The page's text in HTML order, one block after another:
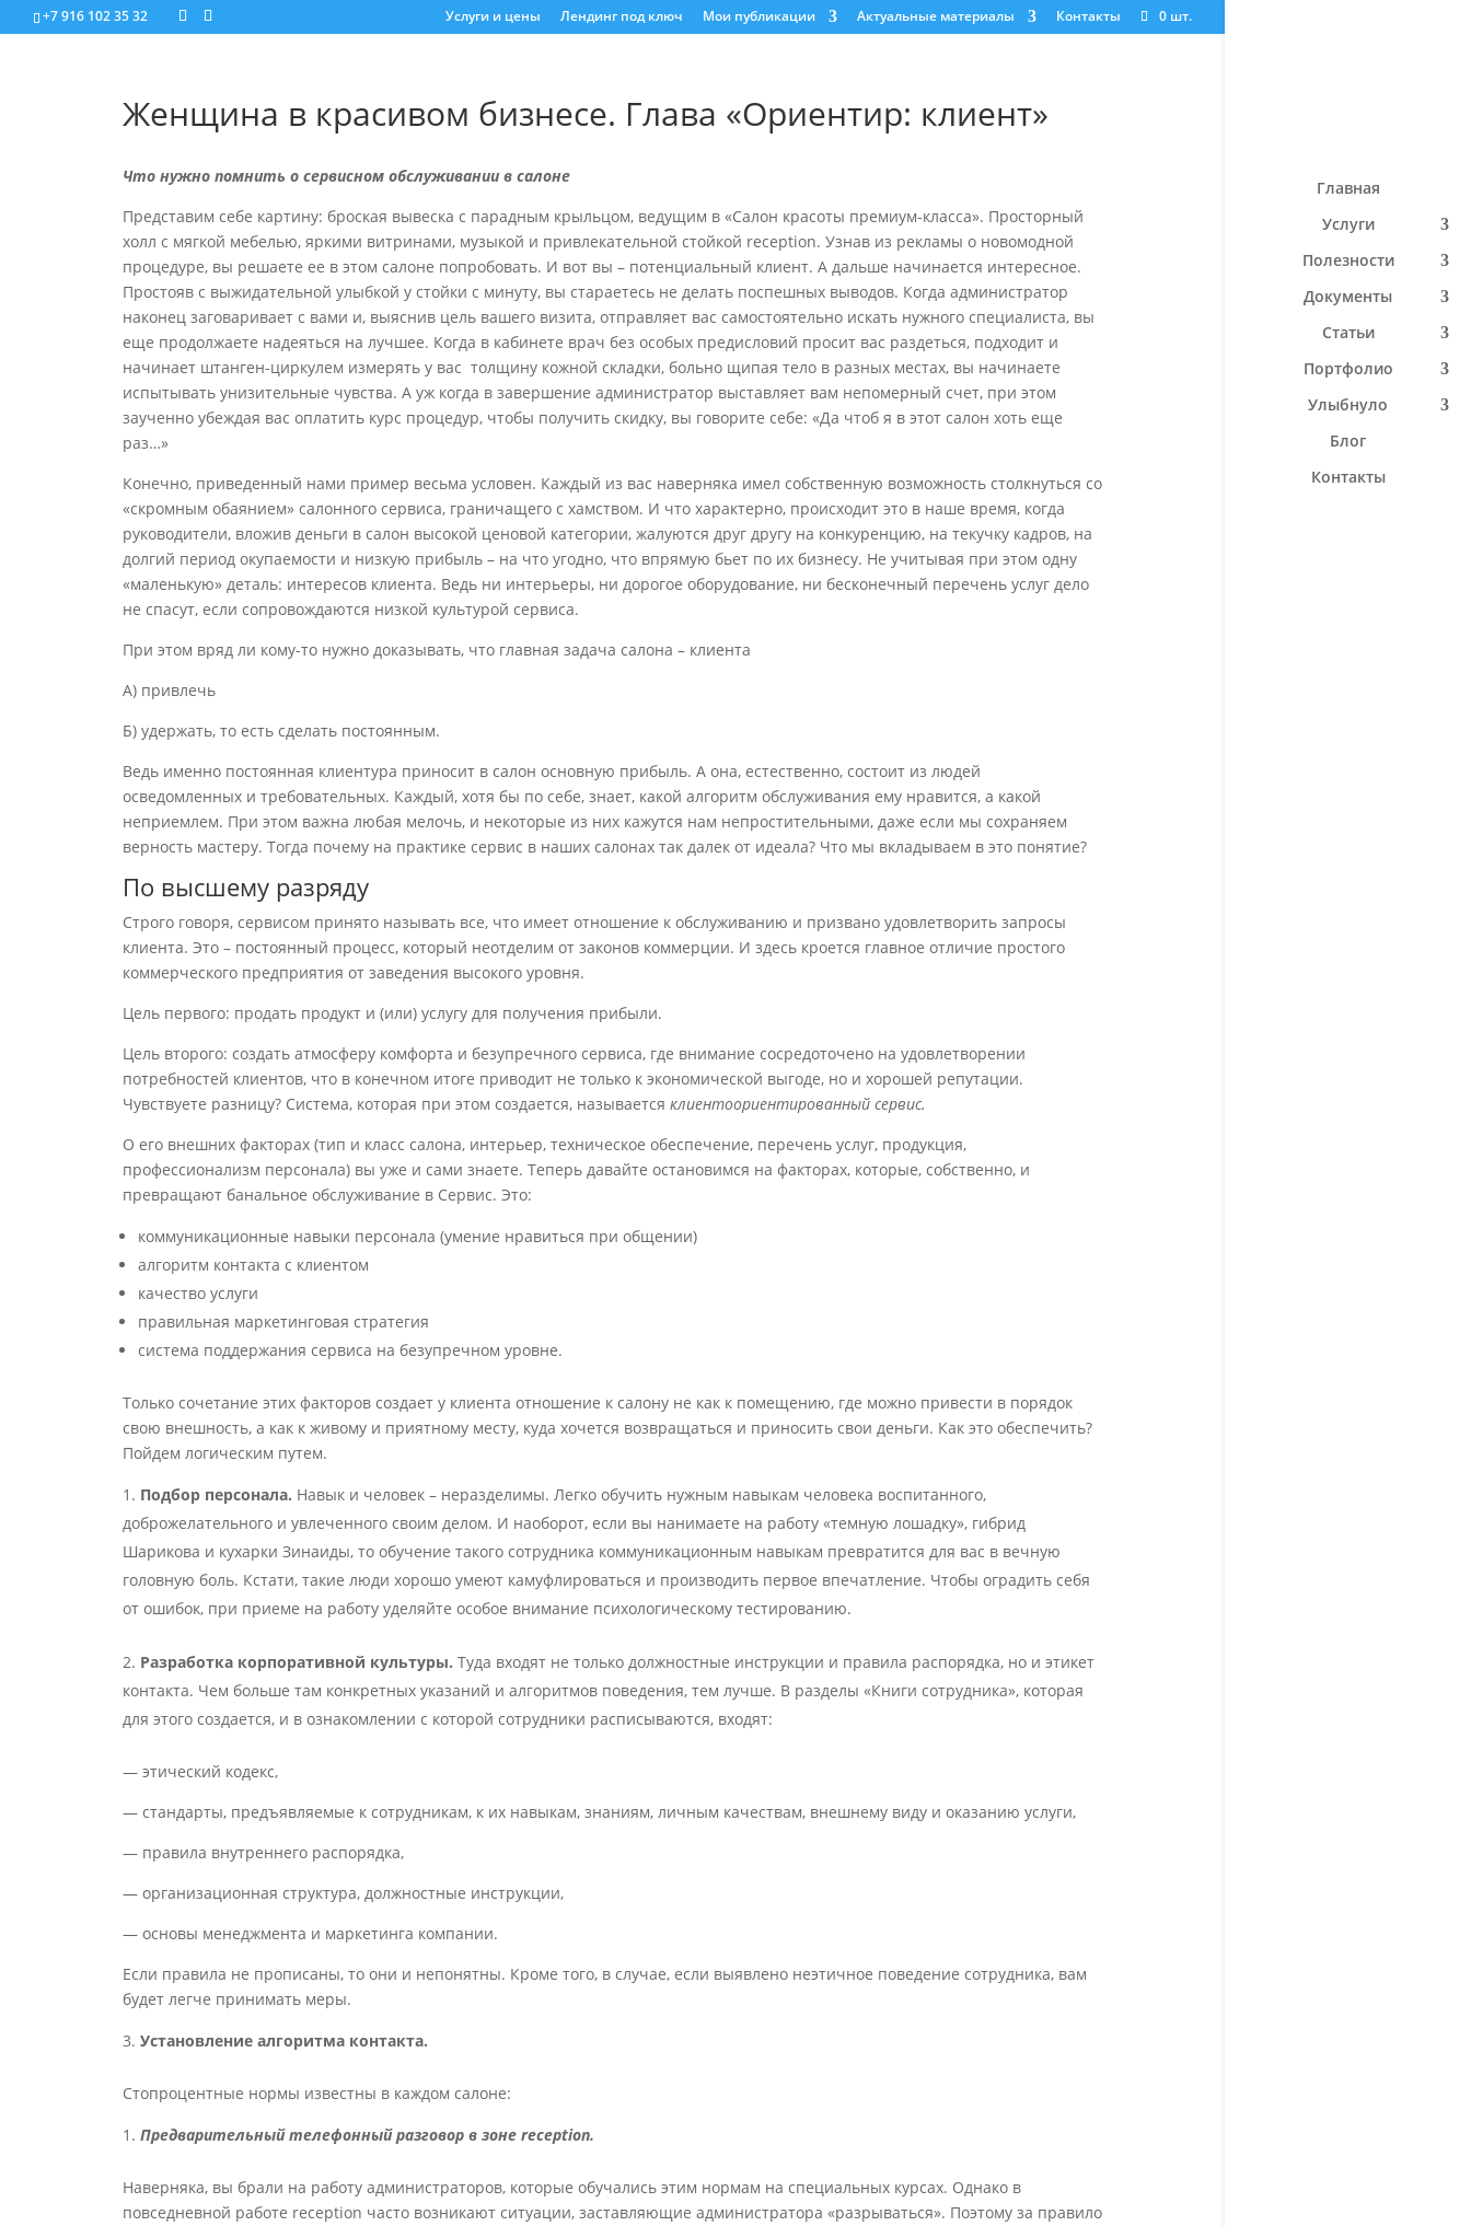
+7 916 102 35 32 Услуги и цены Лендинг под ключ Мои публикации Актуальные материалы Контакты 0 шт.
Главная
Услуги
Полезности
Документы
Статьи
Портфолио
Улыбнуло
Блог
Контакты
Женщина в красивом бизнесе. Глава «Ориентир: клиент»
Что нужно помнить о сервисном обслуживании в салоне
Представим себе картину: броская вывеска с парадным крыльцом, ведущим в «Салон красоты премиум-класса». Просторный
холл с мягкой мебелью, яркими витринами, музыкой и привлекательной стойкой reception. Узнав из рекламы о новомодной
процедуре, вы решаете ее в этом салоне попробовать. И вот вы – потенциальный клиент. А дальше начинается интересное.
Простояв с выжидательной улыбкой у стойки с минуту, вы стараетесь не делать поспешных выводов. Когда администратор
наконец заговаривает с вами и, выяснив цель вашего визита, отправляет вас самостоятельно искать нужного специалиста, вы
еще продолжаете надеяться на лучшее. Когда в кабинете врач без особых предисловий просит вас раздеться, подходит и
начинает штанген-циркулем измерять у вас толщину кожной складки, больно щипая тело в разных местах, вы начинаете
испытывать унизительные чувства. А уж когда в завершение администратор выставляет вам непомерный счет, при этом
заученно убеждая вас оплатить курс процедур, чтобы получить скидку, вы говорите себе: «Да чтоб я в этот салон хоть еще
раз…»
Конечно, приведенный нами пример весьма условен. Каждый из вас наверняка имел собственную возможность столкнуться со
«скромным обаянием» салонного сервиса, граничащего с хамством. И что характерно, происходит это в наше время, когда
руководители, вложив деньги в салон высокой ценовой категории, жалуются друг другу на конкуренцию, на текучку кадров, на
долгий период окупаемости и низкую прибыль – на что угодно, что впрямую бьет по их бизнесу. Не учитывая при этом одну
«маленькую» деталь: интересов клиента. Ведь ни интерьеры, ни дорогое оборудование, ни бесконечный перечень услуг дело
не спасут, если сопровождаются низкой культурой сервиса.
При этом вряд ли кому-то нужно доказывать, что главная задача салона – клиента
А) привлечь
Б) удержать, то есть сделать постоянным.
Ведь именно постоянная клиентура приносит в салон основную прибыль. А она, естественно, состоит из людей
осведомленных и требовательных. Каждый, хотя бы по себе, знает, какой алгоритм обслуживания ему нравится, а какой
неприемлем. При этом важна любая мелочь, и некоторые из них кажутся нам непростительными, даже если мы сохраняем
верность мастеру. Тогда почему на практике сервис в наших салонах так далек от идеала? Что мы вкладываем в это понятие?
По высшему разряду
Строго говоря, сервисом принято называть все, что имеет отношение к обслуживанию и призвано удовлетворить запросы
клиента. Это – постоянный процесс, который неотделим от законов коммерции. И здесь кроется главное отличие простого
коммерческого предприятия от заведения высокого уровня.
Цель первого: продать продукт и (или) услугу для получения прибыли.
Цель второго: создать атмосферу комфорта и безупречного сервиса, где внимание сосредоточено на удовлетворении
потребностей клиентов, что в конечном итоге приводит не только к экономической выгоде, но и хорошей репутации.
Чувствуете разницу? Система, которая при этом создается, называется клиентоориентированный сервис.
О его внешних факторах (тип и класс салона, интерьер, техническое обеспечение, перечень услуг, продукция,
профессионализм персонала) вы уже и сами знаете. Теперь давайте остановимся на факторах, которые, собственно, и
превращают банальное обслуживание в Сервис. Это:
коммуникационные навыки персонала (умение нравиться при общении)
алгоритм контакта с клиентом
качество услуги
правильная маркетинговая стратегия
система поддержания сервиса на безупречном уровне.
Только сочетание этих факторов создает у клиента отношение к салону не как к помещению, где можно привести в порядок
свою внешность, а как к живому и приятному месту, куда хочется возвращаться и приносить свои деньги. Как это обеспечить?
Пойдем логическим путем.
Подбор персонала. Навык и человек – неразделимы. Легко обучить нужным навыкам человека воспитанного,
доброжелательного и увлеченного своим делом. И наоборот, если вы нанимаете на работу «темную лошадку», гибрид
Шарикова и кухарки Зинаиды, то обучение такого сотрудника коммуникационным навыкам превратится для вас в вечную
головную боль. Кстати, такие люди хорошо умеют камуфлироваться и производить первое впечатление. Чтобы оградить себя
от ошибок, при приеме на работу уделяйте особое внимание психологическому тестированию.
Разработка корпоративной культуры. Туда входят не только должностные инструкции и правила распорядка, но и этикет
контакта. Чем больше там конкретных указаний и алгоритмов поведения, тем лучше. В разделы «Книги сотрудника», которая
для этого создается, и в ознакомлении с которой сотрудники расписываются, входят:
— этический кодекс,
— стандарты, предъявляемые к сотрудникам, к их навыкам, знаниям, личным качествам, внешнему виду и оказанию услуги,
— правила внутреннего распорядка,
— организационная структура, должностные инструкции,
— основы менеджмента и маркетинга компании.
Если правила не прописаны, то они и непонятны. Кроме того, в случае, если выявлено неэтичное поведение сотрудника, вам
будет легче принимать меры.
Установление алгоритма контакта.
Стопроцентные нормы известны в каждом салоне:
Предварительный телефонный разговор в зоне reception.
Наверняка, вы брали на работу администраторов, которые обучались этим нормам на специальных курсах. Однако в
повседневной работе reception часто возникают ситуации, заставляющие администратора «разрываться». Поэтому за правило